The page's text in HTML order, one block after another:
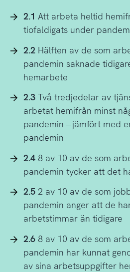
2.1 Att arbeta heltid
tiofaldigats under
2.2Hälften av de som
pandemin saknade
hemarbete
2.3Två tredjedelar av
arbetat hemifrån minst
pandemin – jämfört med
pandemin
2.48 av 10 av de som
pandemin tycker att det
2.52 av 10 av de som
pandemin anger att de
arbetstimmar än tidigare
2.68 av 10 av de som
pandemin har kunnat
av sina arbetsuppgifter